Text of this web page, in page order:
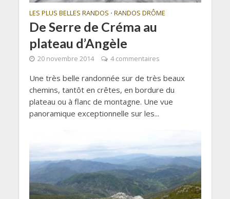
LES PLUS BELLES RANDOS • RANDOS DRÔME
De Serre de Créma au
plateau d’Angèle
20 novembre 2014 4 commentaires
Une très belle randonnée sur de très beaux
chemins, tantôt en crêtes, en bordure du
plateau ou à flanc de montagne. Une vue
panoramique exceptionnelle sur les...